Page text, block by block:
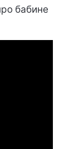
бабине